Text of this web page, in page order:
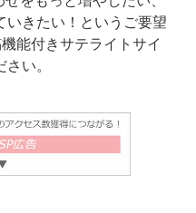
きたい！というご要望
能付きサテライトサイ
い。